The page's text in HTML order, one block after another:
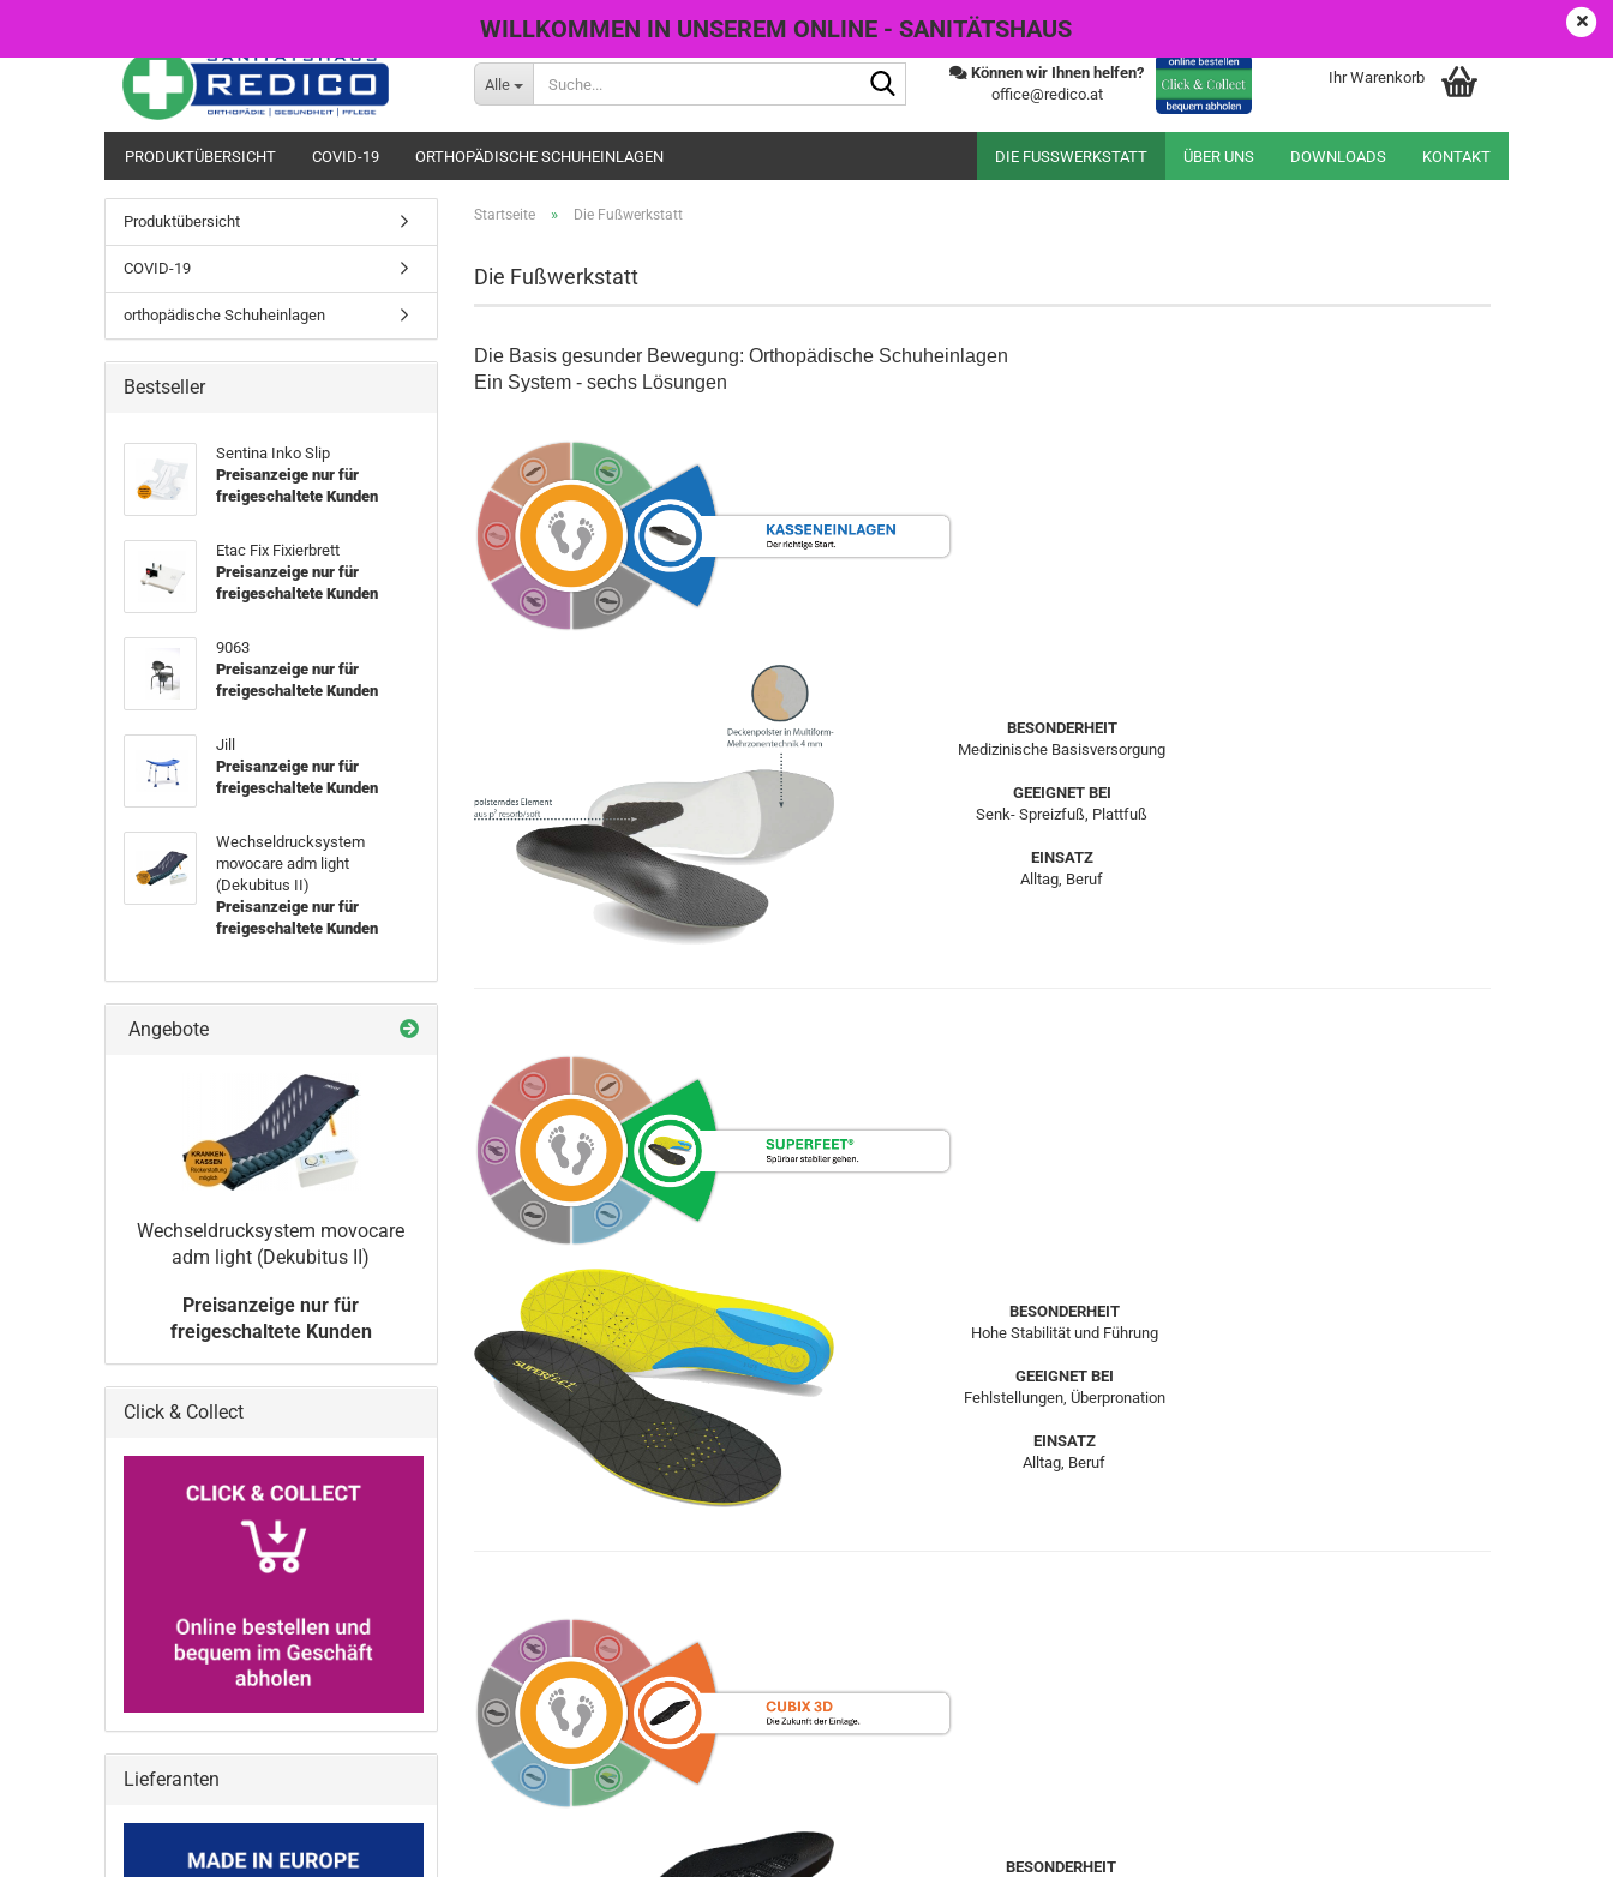
Alle
Suche...
Können wir Ihnen helfen?
office@redico.at
Ihr Warenkorb
WILLKOMMEN IN UNSEREM ONLINE - SANITÄTSHAUS
PRODUKTÜBERSICHT COVID-19 ORTHOPÄDISCHE SCHUHEINLAGEN DIE FUSSWERKSTATT ÜBER UNS DOWNLOADS KONTAKT
Startseite » Die Fußwerkstatt
Die Fußwerkstatt
Die Basis gesunder Bewegung: Orthopädische Schuheinlagen
Ein System - sechs Lösungen
BESONDERHEIT
Medizinische Basisversorgung
GEEIGNET BEI
Senk- Spreizfuß, Plattfuß
EINSATZ
Alltag, Beruf
BESONDERHEIT
Hohe Stabilität und Führung
GEEIGNET BEI
Fehlstellungen, Überpronation
EINSATZ
Alltag, Beruf
BESONDERHEIT
Produktübersicht
COVID-19
orthopädische Schuheinlagen
Bestseller
Sentina Inko Slip
Preisanzeige nur für
freigeschaltete Kunden
Etac Fix Fixierbrett
Preisanzeige nur für
freigeschaltete Kunden
9063
Preisanzeige nur für
freigeschaltete Kunden
Jill
Preisanzeige nur für
freigeschaltete Kunden
Wechseldrucksystem
movocare adm light
(Dekubitus II)
Preisanzeige nur für
freigeschaltete Kunden
Angebote
Wechseldrucksystem movocare
adm light (Dekubitus II)
Preisanzeige nur für
freigeschaltete Kunden
Click & Collect
Lieferanten